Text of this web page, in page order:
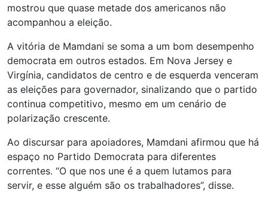
mostrou que quase metade dos americanos não
acompanhou a eleição.
A vitória de Mamdani se soma a um bom desempenho
democrata em outros estados. Em Nova Jersey e
Virgínia, candidatos de centro e de esquerda venceram
as eleições para governador, sinalizando que o partido
continua competitivo, mesmo em um cenário de
polarização crescente.
Ao discursar para apoiadores, Mamdani afirmou que há
espaço no Partido Democrata para diferentes
correntes. “O que nos une é a quem lutamos para
servir, e esse alguém são os trabalhadores”, disse.